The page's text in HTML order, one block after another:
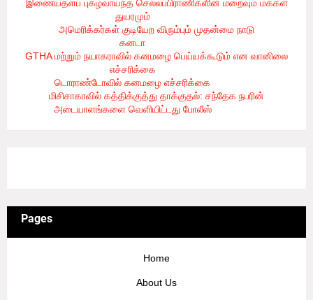
இணையதளப் புகழ்வாய்ந்த செல்லப்பிராணிகளின் மறைவும் மக்கள்
துயரமும்- 8/2/2026
அமெரிக்கர்கள் குடியேற விரும்பும் முதன்மை நாடு
கனடா
GTHA மற்றும் நயாகராவில் கனமழை பெய்யக்கூடும் என வானிலை
எச்சரிக்கை
டொராண்டோவில் கனமழை எச்சரிக்கை
மிசிசாகாவில் கத்திக்குத்து தாக்குதல்: சந்தேக நபரின்
அடையாளங்களை வெளியிட்டது போலீஸ்- 8/1/2026
Pages
Home
About Us